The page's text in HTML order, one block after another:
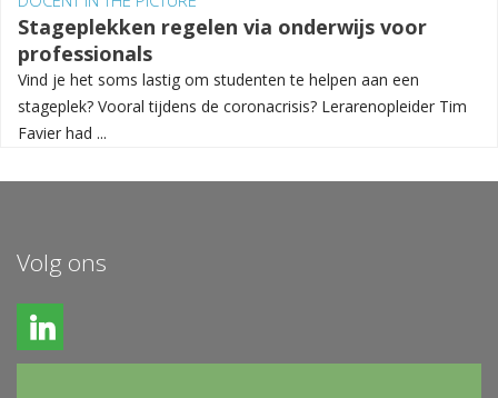
Stageplekken regelen via onderwijs voor
professionals
Vind je het soms lastig om studenten te helpen aan een
stageplek? Vooral tijdens de coronacrisis? Lerarenopleider Tim
Favier had ...
Volg ons